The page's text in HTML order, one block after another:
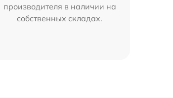
производителя в наличии на
собственных складах.